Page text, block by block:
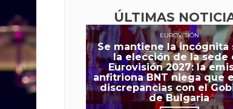
ÚLTIMAS
EUROVISIÓN
Se mantiene la incógnita
la elección de la sede
Eurovisión 2027: la
anfitriona BNT niega que
discrepancias con el
de Bulgaria